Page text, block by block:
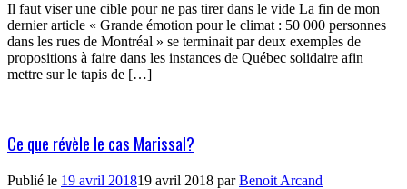
Il faut viser une cible pour ne pas tirer dans le vide La fin de mon
dernier article « Grande émotion pour le climat : 50 000 personnes
dans les rues de Montréal » se terminait par deux exemples de
propositions à faire dans les instances de Québec solidaire afin
mettre sur le tapis de […]
Ce que révèle le cas Marissal?
Publié le 19 avril 201819 avril 2018 parBenoit Arcand